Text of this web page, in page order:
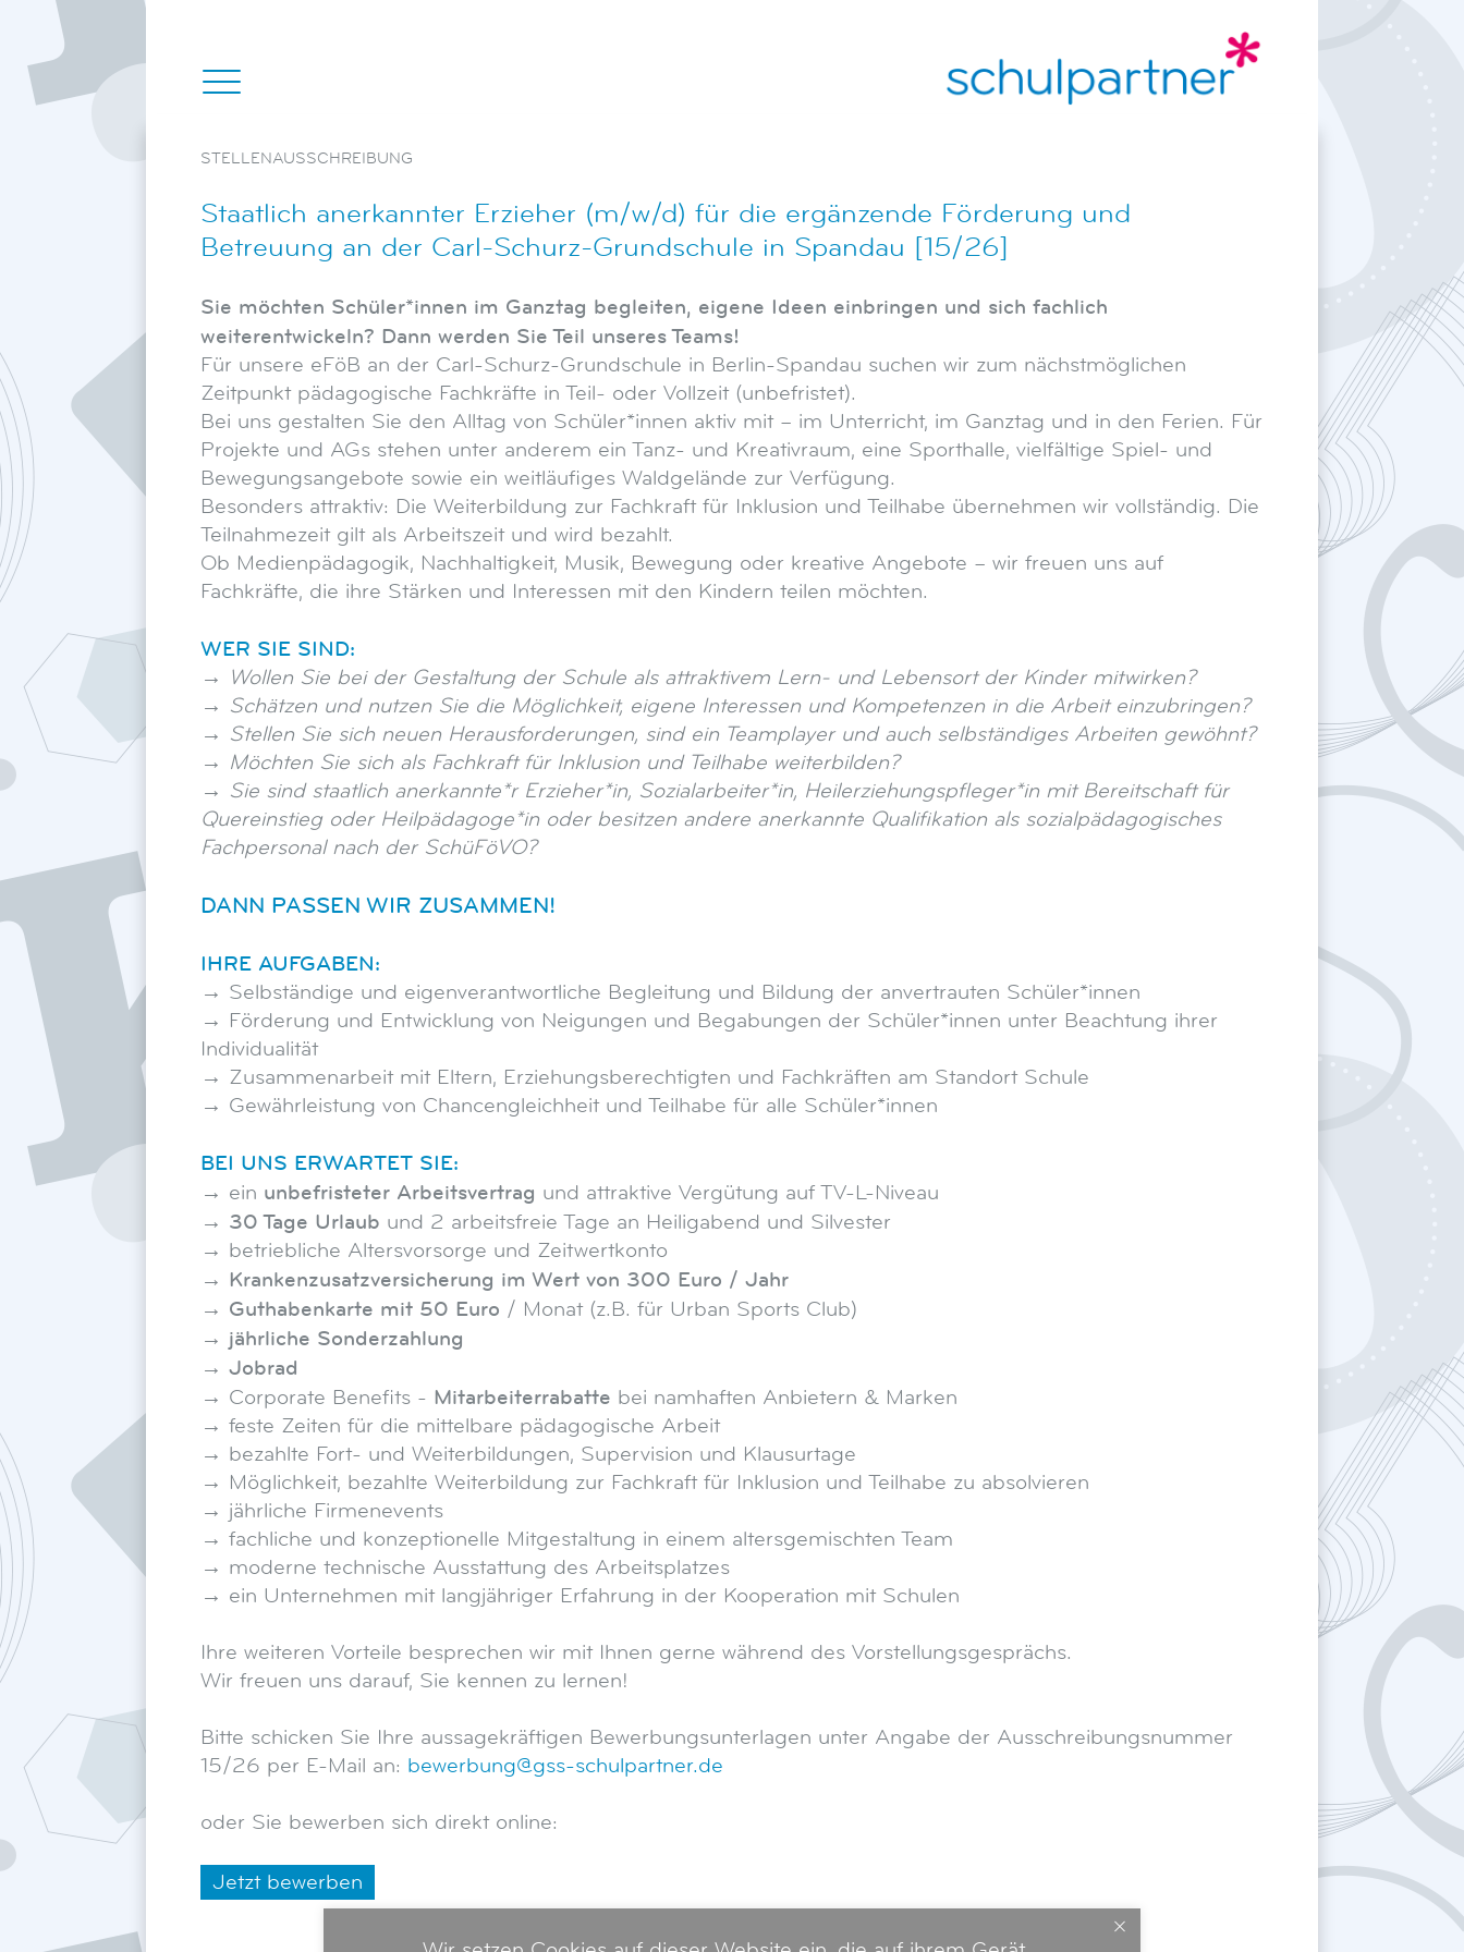
STELLENAUSSCHREIBUNG
Staatlich anerkannter Erzieher (m/w/d) für die ergänzende Förderung und
Betreuung an der Carl-Schurz-Grundschule in Spandau [15/26]
Sie möchten Schüler*innen im Ganztag begleiten, eigene Ideen einbringen und sich fachlich
weiterentwickeln? Dann werden Sie Teil unseres Teams!
Für unsere eFöB an der Carl-Schurz-Grundschule in Berlin-Spandau suchen wir zum nächstmöglichen
Zeitpunkt pädagogische Fachkräfte in Teil- oder Vollzeit (unbefristet).
Bei uns gestalten Sie den Alltag von Schüler*innen aktiv mit – im Unterricht, im Ganztag und in den Ferien. Für
Projekte und AGs stehen unter anderem ein Tanz- und Kreativraum, eine Sporthalle, vielfältige Spiel- und
Bewegungsangebote sowie ein weitläufiges Waldgelände zur Verfügung.
Besonders attraktiv: Die Weiterbildung zur Fachkraft für Inklusion und Teilhabe übernehmen wir vollständig. Die
Teilnahmezeit gilt als Arbeitszeit und wird bezahlt.
Ob Medienpädagogik, Nachhaltigkeit, Musik, Bewegung oder kreative Angebote – wir freuen uns auf
Fachkräfte, die ihre Stärken und Interessen mit den Kindern teilen möchten.
WER SIE SIND:
→ Wollen Sie bei der Gestaltung der Schule als attraktivem Lern- und Lebensort der Kinder mitwirken?
→ Schätzen und nutzen Sie die Möglichkeit, eigene Interessen und Kompetenzen in die Arbeit einzubringen?
→ Stellen Sie sich neuen Herausforderungen, sind ein Teamplayer und auch selbständiges Arbeiten gewöhnt?
→ Möchten Sie sich als Fachkraft für Inklusion und Teilhabe weiterbilden?
→ Sie sind staatlich anerkannte*r Erzieher*in, Sozialarbeiter*in, Heilerziehungspfleger*in mit Bereitschaft für
Quereinstieg oder Heilpädagoge*in oder besitzen andere anerkannte Qualifikation als sozialpädagogisches
Fachpersonal nach der SchüFöVO?
DANN PASSEN WIR ZUSAMMEN!
IHRE AUFGABEN:
→ Selbständige und eigenverantwortliche Begleitung und Bildung der anvertrauten Schüler*innen
→ Förderung und Entwicklung von Neigungen und Begabungen der Schüler*innen unter Beachtung ihrer
Individualität
→ Zusammenarbeit mit Eltern, Erziehungsberechtigten und Fachkräften am Standort Schule
→ Gewährleistung von Chancengleichheit und Teilhabe für alle Schüler*innen
BEI UNS ERWARTET SIE:
→ ein unbefristeter Arbeitsvertrag und attraktive Vergütung auf TV-L-Niveau
→ 30 Tage Urlaub und 2 arbeitsfreie Tage an Heiligabend und Silvester
→ betriebliche Altersvorsorge und Zeitwertkonto
→ Krankenzusatzversicherung im Wert von 300 Euro / Jahr
→ Guthabenkarte mit 50 Euro / Monat (z.B. für Urban Sports Club)
→ jährliche Sonderzahlung
→Jobrad
→ Corporate Benefits - Mitarbeiterrabatte bei namhaften Anbietern & Marken
→ feste Zeiten für die mittelbare pädagogische Arbeit
→ bezahlte Fort- und Weiterbildungen, Supervision und Klausurtage
→ Möglichkeit, bezahlte Weiterbildung zur Fachkraft für Inklusion und Teilhabe zu absolvieren
→ jährliche Firmenevents
→ fachliche und konzeptionelle Mitgestaltung in einem altersgemischten Team
→ moderne technische Ausstattung des Arbeitsplatzes
→ ein Unternehmen mit langjähriger Erfahrung in der Kooperation mit Schulen
Ihre weiteren Vorteile besprechen wir mit Ihnen gerne während des Vorstellungsgesprächs.
Wir freuen uns darauf, Sie kennen zu lernen!
Bitte schicken Sie Ihre aussagekräftigen Bewerbungsunterlagen unter Angabe der Ausschreibungsnummer
15/26 per E-Mail an: bewerbung@gss-schulpartner.de
oder Sie bewerben sich direkt online: